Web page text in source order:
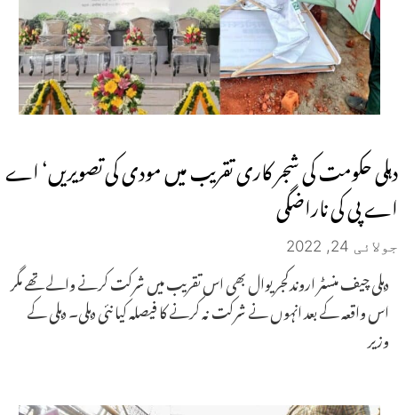
دہلی حکومت کی شجر کاری تقریب میں مودی کی تصویریں‘ اے
اے پی کی ناراضگی
جولائی 24, 2022
دہلی چیف منسٹر اروندکجریوال بھی اس تقریب میں شرکت کرنے والے تھے مگر
اس واقعہ کے بعد انہوں نے شرکت نہ کرنے کا فیصلہ کیا نئی دہلی۔ دہلی کے
وزیر